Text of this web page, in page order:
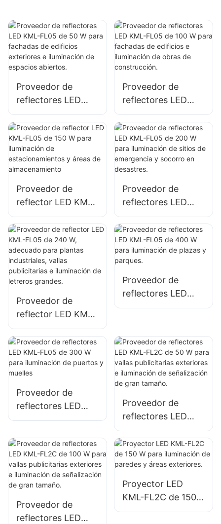
Proveedor de
reflectores LED
KML-FL05 de 50 W
para fachadas de
edificios exteriores
e iluminación de
espacios abiertos.
Proveedor de
reflectores LED
KML-FL05 de 100
W para fachadas
de edificios e
iluminación de
obras de
Proveedor de
reflector LED KML-
FL05 de 150 W
para iluminación de
estacionamientos y
áreas de
almacenamiento
Proveedor de
reflectores LED
KML-FL05 de 200
W para iluminación
de sitios de
emergencia y
desastres.
Proveedor de
reflector LED KML-
FL05 de 240 W,
adecuado para
plantas
industriales, vallas
iluminación de
letreros grandes.
Proveedor de
reflectores LED
KML-FL05 de 400
de plazas y
parques.
Proveedor de
reflectores LED
KML-FL05 de 300
de puertos y
muelles
Proveedor de
reflectores LED
KML-FL2C de 50 W
para vallas
publicitarias
exteriores e
iluminación de
señalización de
gran tamaño.
Proveedor de
reflectores LED
Proyector LED
KML-FL2C de 150
W para iluminación